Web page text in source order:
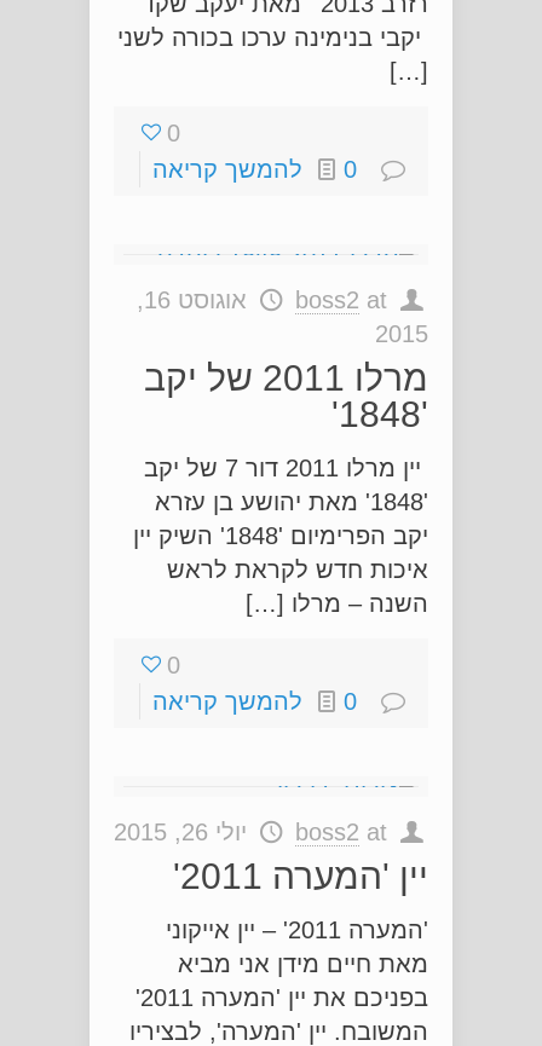
יקבי בנימינה ערכו בכורה לשני
[…]
0
0
להמשך קריאה
boss2 at
אוגוסט 16,
2015
מרלו 2011 של יקב
'1848'
יין מרלו 2011 דור 7 של יקב
'1848' מאת יהושע בן עזרא
יקב הפרימיום '1848' השיק יין
איכות חדש לקראת לראש
השנה – מרלו […]
0
0
להמשך קריאה
boss2 at יולי 26, 2015
יין 'המערה 2011'
'המערה 2011' – יין אייקוני
מאת חיים מידן אני מביא
בפניכם את יין 'המערה 2011'
המשובח. יין 'המערה', לבציריו